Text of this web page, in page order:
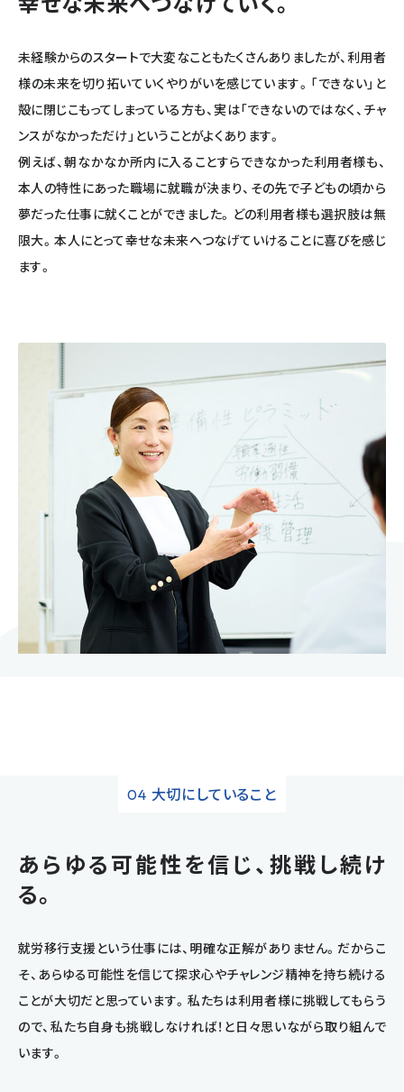
未経験からのスタートで大変なこともたくさんありましたが、利用者
様の未来を切り拓いていくやりがいを感じています。「できない」と
殻に閉じこもってしまっている方も、実は「できないのではなく、チャ
ンスがなかっただけ」ということがよくあります。
例えば、朝なかなか所内に入ることすらできなかった利用者様も、
本人の特性にあった職場に就職が決まり、その先で子どもの頃から
夢だった仕事に就くことができました。どの利用者様も選択肢は無
限大。本人にとって幸せな未来へつなげていけることに喜びを感じ
ます。
04 大切にしていること
あらゆる可能性を信じ、挑戦し続け
る。
就労移行支援という仕事には、明確な正解がありません。だからこ
そ、あらゆる可能性を信じて探求心やチャレンジ精神を持ち続ける
ことが大切だと思っています。私たちは利用者様に挑戦してもらう
ので、私たち自身も挑戦しなければ！と日々思いながら取り組んで
います。